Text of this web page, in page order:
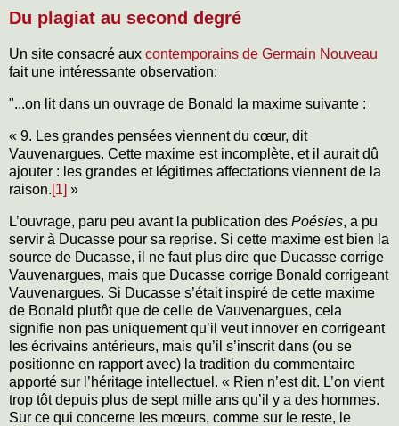
Du plagiat au second degré
Un site consacré aux contemporains de Germain Nouveau
fait une intéressante observation:
"...on lit dans un ouvrage de Bonald la maxime suivante :
« 9. Les grandes pensées viennent du cœur, dit
Vauvenargues. Cette maxime est incomplète, et il aurait dû
ajouter : les grandes et légitimes affectations viennent de la
raison.[1] »
L’ouvrage, paru peu avant la publication des Poésies, a pu
servir à Ducasse pour sa reprise. Si cette maxime est bien la
source de Ducasse, il ne faut plus dire que Ducasse corrige
Vauvenargues, mais que Ducasse corrige Bonald corrigeant
Vauvenargues. Si Ducasse s’était inspiré de cette maxime
de Bonald plutôt que de celle de Vauvenargues, cela
signifie non pas uniquement qu’il veut innover en corrigeant
les écrivains antérieurs, mais qu’il s’inscrit dans (ou se
positionne en rapport avec) la tradition du commentaire
apporté sur l’héritage intellectuel. « Rien n’est dit. L’on vient
trop tôt depuis plus de sept mille ans qu’il y a des hommes.
Sur ce qui concerne les mœurs, comme sur le reste, le